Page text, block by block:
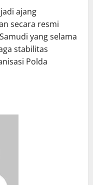
ajang
secara resmi
yang selama
stabilitas
Polda